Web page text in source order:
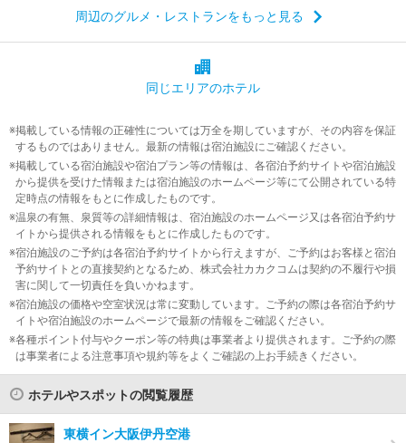
周辺のグルメ・レストランをもっと見る
同じエリアのホテル
掲載している情報の正確性については万全を期していますが、その内容を保証
するものではありません。最新の情報は宿泊施設にご確認ください。
掲載している宿泊施設や宿泊プラン等の情報は、各宿泊予約サイトや宿泊施設
から提供を受けた情報または宿泊施設のホームページ等にて公開されている特
定時点の情報をもとに作成したものです。
温泉の有無、泉質等の詳細情報は、宿泊施設のホームページ又は各宿泊予約サ
イトから提供される情報をもとに作成したものです。
宿泊施設のご予約は各宿泊予約サイトから行えますが、ご予約はお客様と宿泊
予約サイトとの直接契約となるため、株式会社カカクコムは契約の不履行や損
害に関して一切責任を負いかねます。
宿泊施設の価格や空室状況は常に変動しています。ご予約の際は各宿泊予約サ
イトや宿泊施設のホームページで最新の情報をご確認ください。
各種ポイント付与やクーポン等の特典は事業者より提供されます。ご予約の際
は事業者による注意事項や規約等をよくご確認の上お手続きください。
ホテルやスポットの閲覧履歴
東横イン大阪伊丹空港